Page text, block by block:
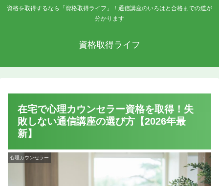
資格を取得するなら「資格取得ライフ」！通信講座のいろはと合格までの道が
分かります
資格取得ライフ
在宅で心理カウンセラー資格を取得！失
敗しない通信講座の選び方【2026年最
新】
心理カウンセラー